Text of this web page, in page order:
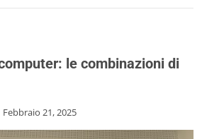
le combinazioni di
Febbraio 21, 2025